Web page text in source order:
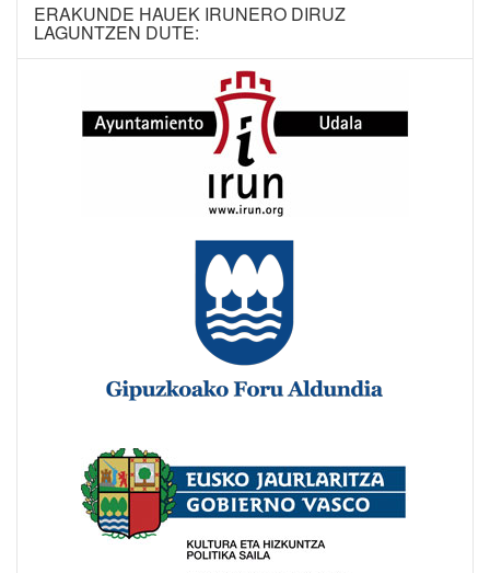
ERAKUNDE HAUEK IRUNERO DIRUZ
LAGUNTZEN DUTE: